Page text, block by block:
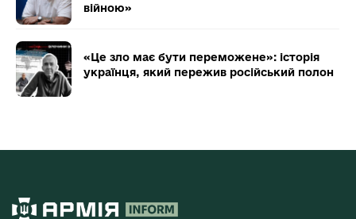
війною»
«Це зло має бути переможене»: історія
українця, який пережив російський полон